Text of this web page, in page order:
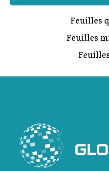
Feuilles
Feuilles